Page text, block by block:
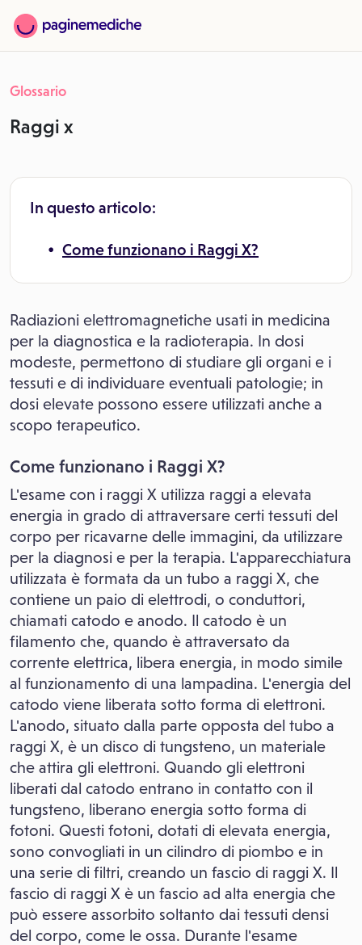
Glossario
Raggi x
In questo articolo:
Come funzionano i Raggi X?
Radiazioni elettromagnetiche usati in medicina
per la diagnostica e la radioterapia. In dosi
modeste, permettono di studiare gli organi e i
tessuti e di individuare eventuali patologie; in
dosi elevate possono essere utilizzati anche a
scopo terapeutico.
Come funzionano i Raggi X?
L'esame con i raggi X utilizza raggi a elevata
energia in grado di attraversare certi tessuti del
corpo per ricavarne delle immagini, da utilizzare
per la diagnosi e per la terapia. L'apparecchiatura
utilizzata è formata da un tubo a raggi X, che
contiene un paio di elettrodi, o conduttori,
chiamati catodo e anodo. Il catodo è un
filamento che, quando è attraversato da
corrente elettrica, libera energia, in modo simile
al funzionamento di una lampadina. L'energia del
catodo viene liberata sotto forma di elettroni.
L'anodo, situato dalla parte opposta del tubo a
raggi X, è un disco di tungsteno, un materiale
che attira gli elettroni. Quando gli elettroni
liberati dal catodo entrano in contatto con il
tungsteno, liberano energia sotto forma di
fotoni. Questi fotoni, dotati di elevata energia,
sono convogliati in un cilindro di piombo e in
una serie di filtri, creando un fascio di raggi X. Il
fascio di raggi X è un fascio ad alta energia che
può essere assorbito soltanto dai tessuti densi
del corpo, come le ossa. Durante l'esame